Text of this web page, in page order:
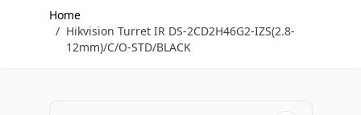
Home
/ Hikvision Turret IR DS-2CD2H46G2-IZS(2.8-
12mm)/C/O-STD/BLACK